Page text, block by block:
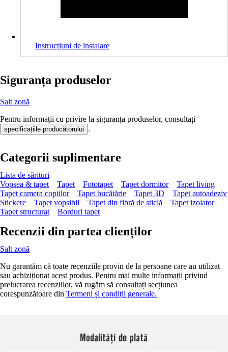
Instrucțiuni de instalare
Siguranța produselor
Salt zonă
Pentru informații cu privire la siguranța produselor, consultați
specificațiile producătorului .
Categorii suplimentare
Lista de sărituri
Vopsea & tapet
Tapet Fototapet Tapet dormitor
Tapet living
Tapet camera copiilor
Tapet bucătărie Tapet 3D
Tapet autoadeziv
Stickere
Tapet vopsibil Tapet din fibră de sticlă
Tapet izolator
Tapet structurat
Borduri tapet
Recenzii din partea clienților
Salt zonă
Nu garantăm că toate recenziile provin de la persoane care au utilizat
sau achiziționat acest produs. Pentru mai multe informații privind
prelucrarea recenziilor, vă rugăm să consultați secțiunea
corespunzătoare din Termeni și condiții generale.
Modalități de plată